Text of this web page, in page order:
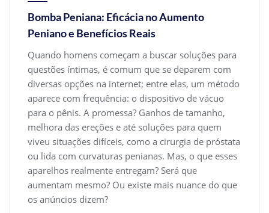
Bomba Peniana: Eficácia no Aumento
Peniano e Benefícios Reais
Quando homens começam a buscar soluções para
questões íntimas, é comum que se deparem com
diversas opções na internet; entre elas, um método
aparece com frequência: o dispositivo de vácuo
para o pênis. A promessa? Ganhos de tamanho,
melhora das ereções e até soluções para quem
viveu situações difíceis, como a cirurgia de próstata
ou lida com curvaturas penianas. Mas, o que esses
aparelhos realmente entregam? Será que
aumentam mesmo? Ou existe mais nuance do que
os anúncios dizem?